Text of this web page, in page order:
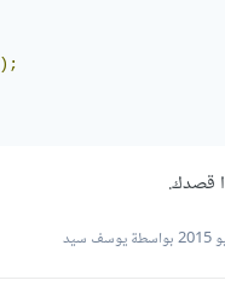
);
قصدك.
بواسطة يوسف سيد